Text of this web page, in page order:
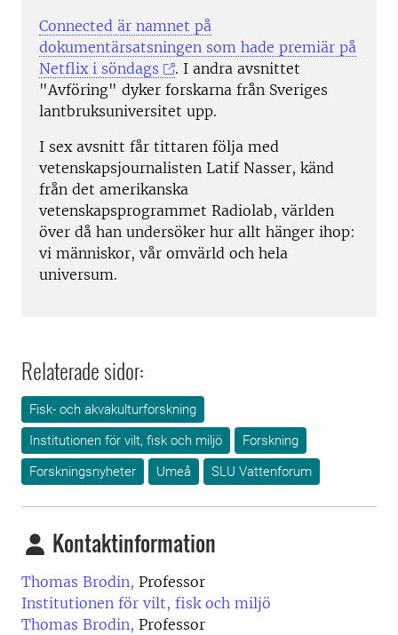
Connected är namnet på
dokumentärsatsningen som hade premiär på
Netflix i söndags
. I andra avsnittet
"Avföring" dyker forskarna från Sveriges
lantbruksuniversitet upp.
I sex avsnitt får tittaren följa med
vetenskapsjournalisten Latif Nasser, känd
från det amerikanska
vetenskapsprogrammet Radiolab, världen
över då han undersöker hur allt hänger ihop:
vi människor, vår omvärld och hela
universum.
Relaterade sidor:
Fisk- och akvakulturforskning
Institutionen för vilt, fisk och miljö
Forskning
Forskningsnyheter
Umeå SLU Vattenforum
Kontaktinformation
Thomas Brodin, Professor
Institutionen för vilt, fisk och miljö
Thomas Brodin, Professor